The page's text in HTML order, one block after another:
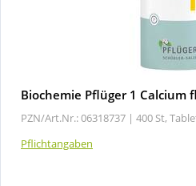
Biochemie Pflüger 1 Calcium
PZN/Art.Nr.: 06318737 | 400 St,
Pflichtangaben